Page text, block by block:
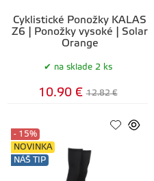
Cyklistické Ponožky KALAS
Z6 | Ponožky vysoké | Solar
Orange
na sklade 2 ks
10.90 € 12.82 €
- 15%
NOVINKA
NÁŠ TIP